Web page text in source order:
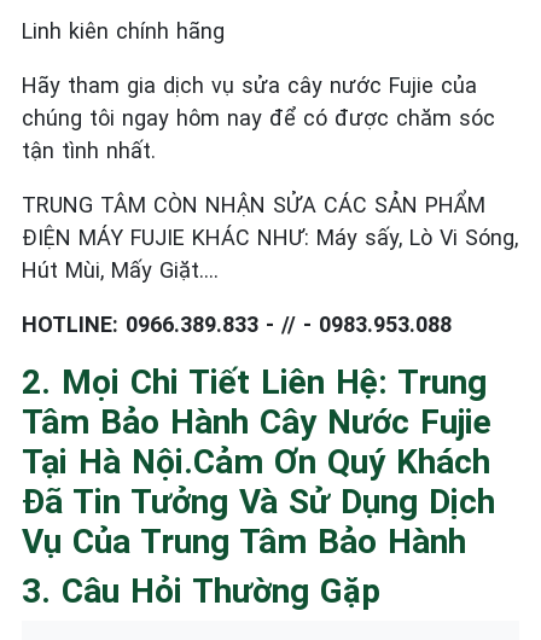
Linh kiên chính hãng
Hãy tham gia dịch vụ sửa cây nước Fujie của
chúng tôi ngay hôm nay để có được chăm sóc
tận tình nhất.
TRUNG TÂM CÒN NHẬN SỬA CÁC SẢN PHẨM
ĐIỆN MÁY FUJIE KHÁC NHƯ: Máy sấy, Lò Vi Sóng,
Hút Mùi, Mấy Giặt….
HOTLINE: 0966.389.833 - // - 0983.953.088
2. Mọi Chi Tiết Liên Hệ: Trung
Tâm Bảo Hành Cây Nước Fujie
Tại Hà Nội.Cảm Ơn Quý Khách
Đã Tin Tưởng Và Sử Dụng Dịch
Vụ Của Trung Tâm Bảo Hành
3. Câu Hỏi Thường Gặp